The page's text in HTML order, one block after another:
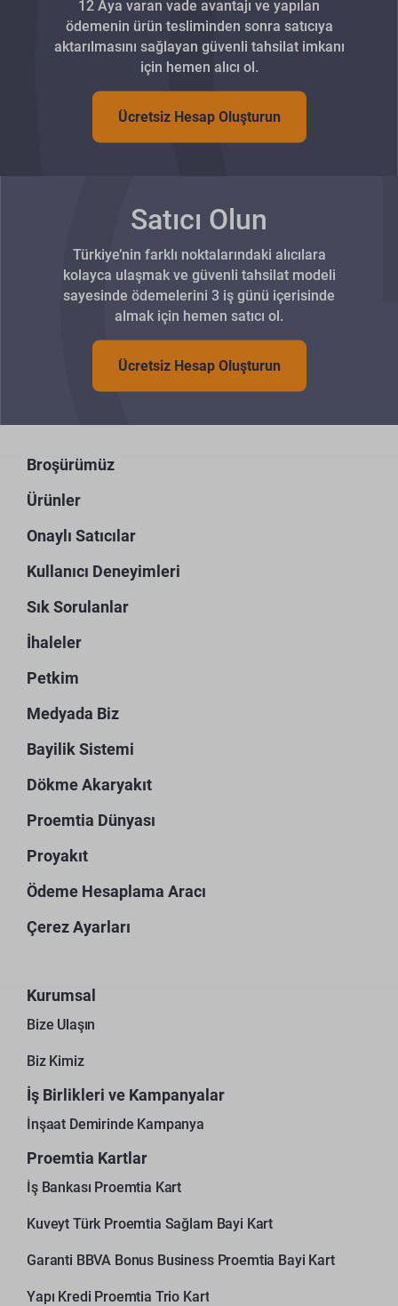
12 Aya varan vade avantajı ve yapılan
ödemenin ürün tesliminden sonra satıcıya
aktarılmasını sağlayan güvenli tahsilat imkanı
için hemen alıcı ol.
Ücretsiz Hesap Oluşturun
Satıcı Olun
Türkiye’nin farklı noktalarındaki alıcılara
kolayca ulaşmak ve güvenli tahsilat modeli
sayesinde ödemelerini 3 iş günü içerisinde
almak için hemen satıcı ol.
Ücretsiz Hesap Oluşturun
Broşürümüz
Ürünler
Onaylı Satıcılar
Kullanıcı Deneyimleri
Sık Sorulanlar
İhaleler
Petkim
Medyada Biz
Bayilik Sistemi
Dökme Akaryakıt
Proemtia Dünyası
Proyakıt
Ödeme Hesaplama Aracı
Çerez Ayarları
Kurumsal
Bize Ulaşın
Biz Kimiz
İş Birlikleri ve Kampanyalar
İnşaat Demirinde Kampanya
Proemtia Kartlar
İş Bankası Proemtia Kart
Kuveyt Türk Proemtia Sağlam Bayi Kart
Garanti BBVA Bonus Business Proemtia Bayi Kart
Yapı Kredi Proemtia Trio Kart